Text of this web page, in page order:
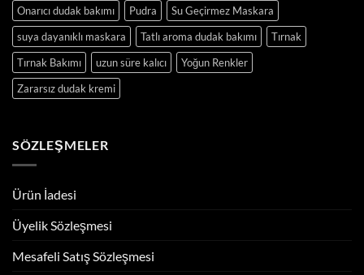
Onarıcı dudak bakımı
Pudra
Su Geçirmez Maskara
suya dayanıklı maskara
Tatlı aroma dudak bakımı
Tırnak
Tırnak Bakımı
uzun süre kalıcı
Yoğun Renkler
Zararsız dudak kremi
SÖZLEŞMELER
Ürün İadesi
Üyelik Sözleşmesi
Mesafeli Satış Sözleşmesi